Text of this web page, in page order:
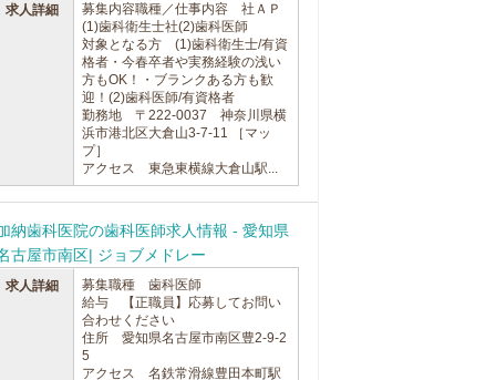
求人詳細
募集内容職種／仕事内容 社ＡＰ
(1)歯科衛生士社(2)歯科医師
対象となる方 (1)歯科衛生士/有資
格者・今春卒者や実務経験の浅い
方もOK！・ブランクある方も歓
迎！(2)歯科医師/有資格者
勤務地 〒222-0037 神奈川県横
浜市港北区大倉山3-7-11 ［マッ
プ］
アクセス 東急東横線大倉山駅...
納歯科医院の歯科医師求人情報 - 愛知県
古屋市南区| ジョブメドレー
求人詳細
募集職種 歯科医師
給与 【正職員】応募してお問い
合わせください
住所 愛知県名古屋市南区豊2-9-2
5
アクセス 名鉄常滑線豊田本町駅